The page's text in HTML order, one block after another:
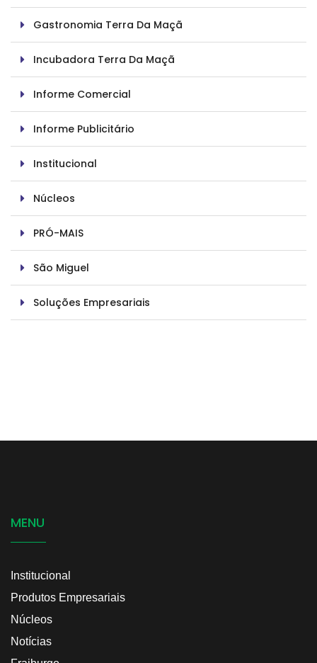
Gastronomia Terra Da Maçã
Incubadora Terra Da Maçã
Informe Comercial
Informe Publicitário
Institucional
Núcleos
PRÓ-MAIS
São Miguel
Soluções Empresariais
MENU
Institucional
Produtos Empresariais
Núcleos
Notícias